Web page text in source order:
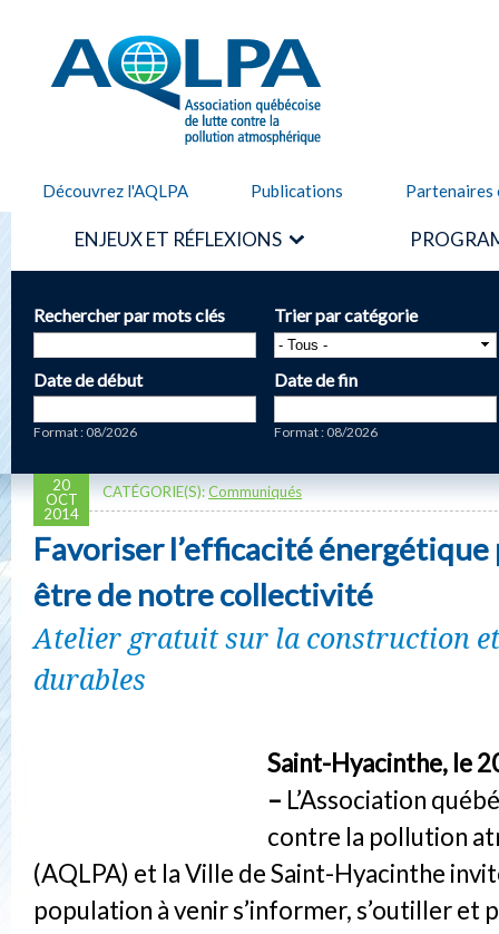
AQLPA
Découvrez l'AQLPA Publications Partenaires
ENJEUX ET RÉFLEXIONS
Rechercher par mots clés Trier par catégorie
Date de début
Format : 08/2026
Date de fin
Format : 08/2026
20
OCT
2014
CATÉGORIE(S):Communiqués
Favoriser l’efficacité énergétique
être de notre collectivité
Atelier gratuit sur la construction
durables
Saint-Hyacinthe, le
– L’Association
contre la pollution
(AQLPA) et la Ville de Saint-Hyacinthe
population à venir s’informer, s’outiller et